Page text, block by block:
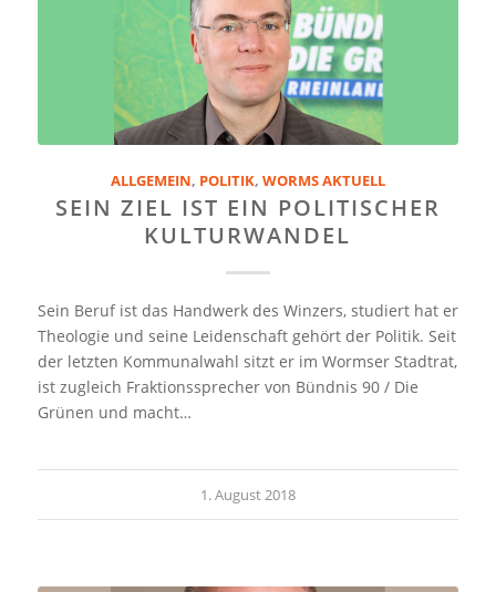
ALLGEMEIN, POLITIK, WORMS AKTUELL
SEIN ZIEL IST EIN POLITISCHER
KULTURWANDEL
Sein Beruf ist das Handwerk des Winzers, studiert hat er
Theologie und seine Leidenschaft gehört der Politik. Seit
der letzten Kommunalwahl sitzt er im Wormser Stadtrat,
ist zugleich Fraktionssprecher von Bündnis 90 / Die
Grünen und macht…
1. August 2018